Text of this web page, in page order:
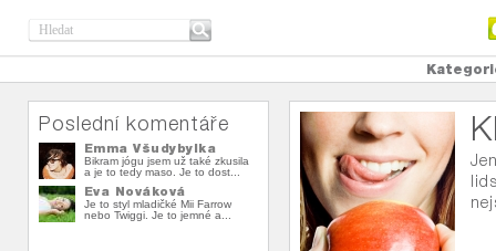
Poslední komentáře
Emma Všudybylka
Bikram jógu jsem už také zkusila
a je to tedy maso. Je to dost...
Eva Nováková
Je to styl mladičké Mii Farrow
nebo Twiggi. Je to jemné a...